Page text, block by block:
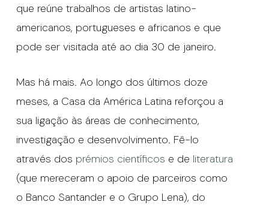
que reúne trabalhos de artistas latino-
americanos, portugueses e africanos e que
pode ser visitada até ao dia 30 de janeiro.
Mas há mais. Ao longo dos últimos doze
meses, a Casa da América Latina reforçou a
sua ligação às áreas de conhecimento,
investigação e desenvolvimento. Fê-lo
através dos prémios científicos e de literatura
(que mereceram o apoio de parceiros como
o Banco Santander e o Grupo Lena), do